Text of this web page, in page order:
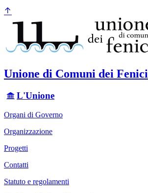
Unione di Comuni dei Fenici
L'Unione
Organi di Governo
Organizzazione
Progetti
Contatti
Statuto e regolamenti